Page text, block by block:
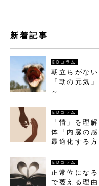
新着記事
EDコラム
朝立ちがな
「朝の元気
～
EDコラム
「情」を理
体「内臓の
最適化する
EDコラム
正常位にな
で萎える理